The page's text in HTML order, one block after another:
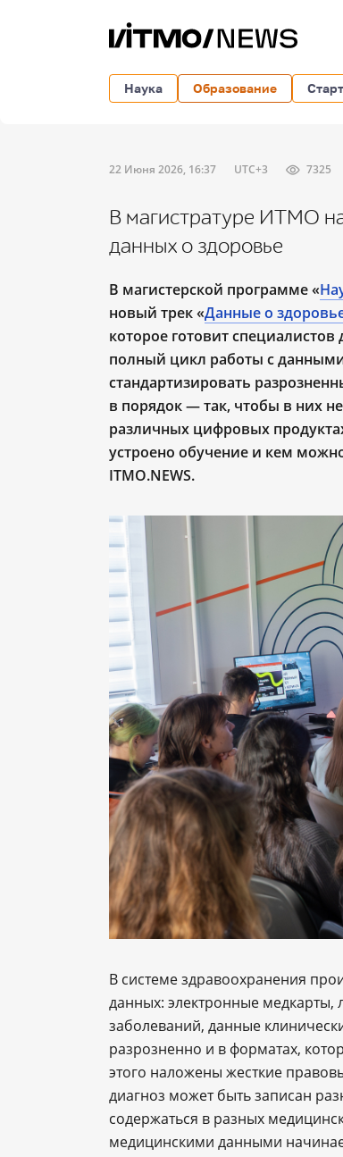
Наука Образование
22 Июня 2026, 16:37 UTC+3 7325
В магистратуре ИТМО
данных о здоровье
В магистерской программе «
новый трек «Данные о
которое готовит
полный цикл работы с
стандартизировать
в порядок — так, чтобы в них
различных цифровых
устроено обучение и кем
ITMO.NEWS.
В системе здравоохранения
данных: электронные медкарты,
заболеваний, данные
разрозненно и в форматах,
этого наложены жесткие
диагноз может быть записан
содержаться в разных
медицинскими данными